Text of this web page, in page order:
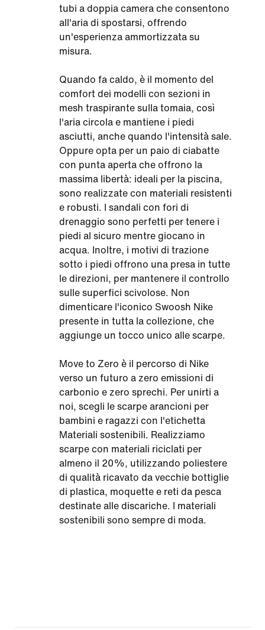
tubi a doppia camera che consentono
all'aria di spostarsi, offrendo
un'esperienza ammortizzata su
misura.
Quando fa caldo, è il momento del
comfort dei modelli con sezioni in
mesh traspirante sulla tomaia, così
l'aria circola e mantiene i piedi
asciutti, anche quando l'intensità sale.
Oppure opta per un paio di ciabatte
con punta aperta che offrono la
massima libertà: ideali per la piscina,
sono realizzate con materiali resistenti
e robusti. I sandali con fori di
drenaggio sono perfetti per tenere i
piedi al sicuro mentre giocano in
acqua. Inoltre, i motivi di trazione
sotto i piedi offrono una presa in tutte
le direzioni, per mantenere il controllo
sulle superfici scivolose. Non
dimenticare l'iconico Swoosh Nike
presente in tutta la collezione, che
aggiunge un tocco unico alle scarpe.
Move to Zero è il percorso di Nike
verso un futuro a zero emissioni di
carbonio e zero sprechi. Per unirti a
noi, scegli le scarpe arancioni per
bambini e ragazzi con l'etichetta
Materiali sostenibili. Realizziamo
scarpe con materiali riciclati per
almeno il 20%, utilizzando poliestere
di qualità ricavato da vecchie bottiglie
di plastica, moquette e reti da pesca
destinate alle discariche. I materiali
sostenibili sono sempre di moda.